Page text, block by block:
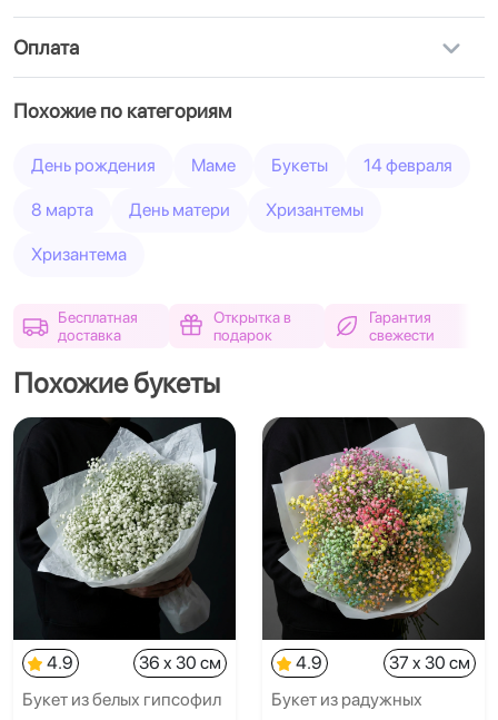
Оплата
Похожие по категориям
День рождения Маме Букеты 14 февраля
8 марта День матери Хризантемы
Хризантема
Бесплатная
доставка
Открытка в
подарок
Гарантия
свежести
Похожие букеты
4.9
36 x 30 см
Букет из белых гипсофил
4.9
37 x 30 см
Букет из радужных